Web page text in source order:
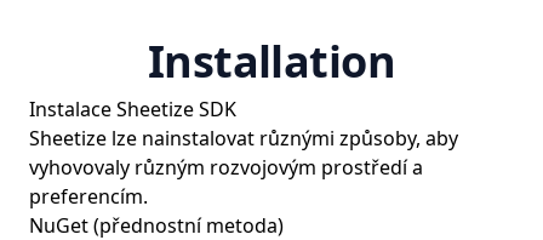
Installation
Instalace Sheetize SDK
Sheetize lze nainstalovat různými způsoby, aby
vyhovovaly různým rozvojovým prostředí a
preferencím.
NuGet (přednostní metoda)